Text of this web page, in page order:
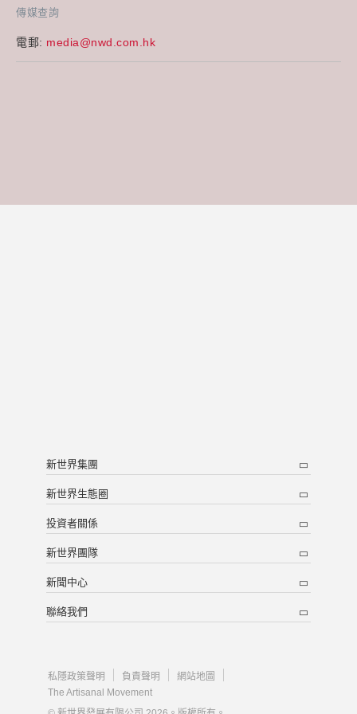
傳媒查詢
電郵: media@nwd.com.hk
新世界集團
新世界生態圈
投資者關係
新世界團隊
新聞中心
聯絡我們
私隱政策聲明 負責聲明
網站地圖
The Artisanal Movement